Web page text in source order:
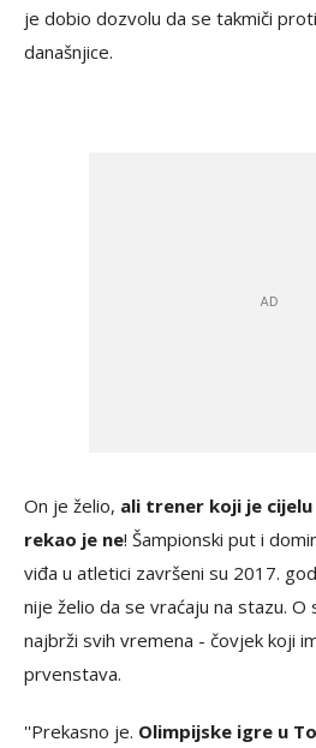
je dobio dozvolu da se takmiči
današnjice.
On je želio, ali trener koji je
rekao je ne! Šampionski put i
viđa u atletici završeni su 2017.
nije želio da se vraćaju na stazu.
najbrži svih vremena - čovjek koji
prvenstava.
''Prekasno je. Olimpijske igre u